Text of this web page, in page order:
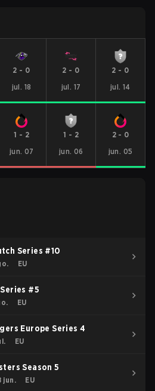
2 - 0
jul. 18
2 - 0
jul. 17
2 - 0
jul. 14
1 - 2
jun. 07
1 - 2
jun. 06
2- 0
jun. 05
Series #10
EU
#5
EU
Europe Series 4
EU
Season 5
jun. EU